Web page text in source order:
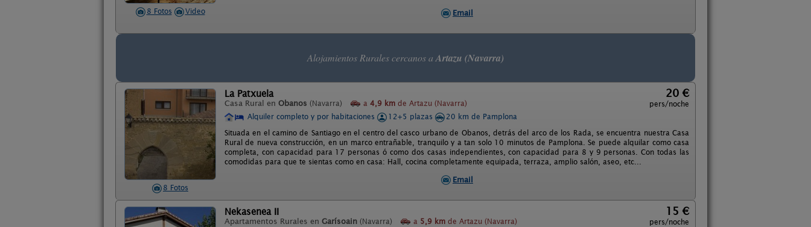
8 Fotos Video
Email
Alojamientos Rurales cercanos a Artazu (Navarra)
8 Fotos
La Patxuela
Casa Rural en Obanos (Navarra) a 4,9 km de Artazu (Navarra)
20 €
pers/noche
Alquiler completo y por habitaciones
12+5 plazas
20 km de Pamplona
Situada en el camino de Santiago en el centro del casco urbano de Obanos, detrás del arco de los Rada, se encuentra nuestra Casa
Rural de nueva construcción, en un marco entrañable, tranquilo y a tan solo 10 minutos de Pamplona. Se puede alquilar como casa
completa, con capacidad para 17 personas ó como dos casas independientes, con capacidad para 8 y 9 personas. Con todas las
comodidas para que te sientas como en casa: Hall, cocina completamente equipada, terraza, amplio salón, aseo, etc...
Email
Nekasenea II
Apartamentos Rurales en Garísoain (Navarra) a 5,9 km de Artazu (Navarra)
15 €
pers/noche